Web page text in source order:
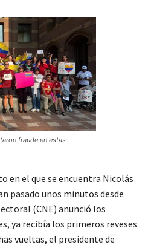
fraude en estas
en el que se encuentra Nicolás
pasado unos minutos desde
(CNE) anunció los
ya recibía los primeros reveses
vueltas, el presidente de